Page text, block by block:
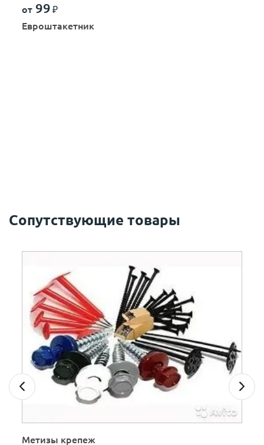
от 99 ₽
Евроштакетник
Сопутствующие товары
Метизы крепеж